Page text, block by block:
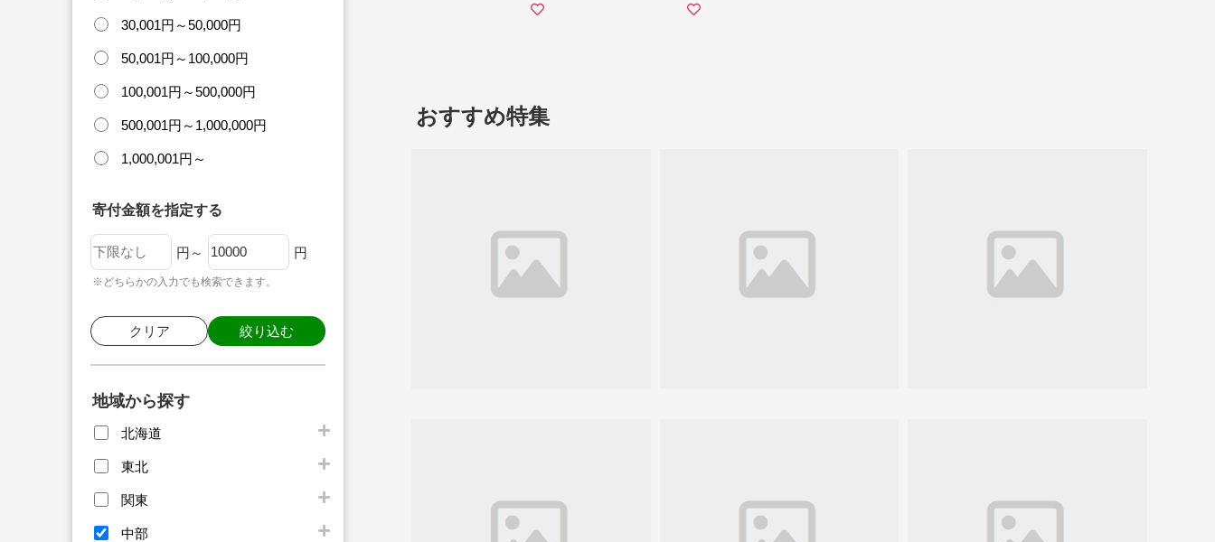
30,001円～50,000円
50,001円～100,000円
100,001円～500,000円
500,001円～1,000,000円
1,000,001円～
寄付金額を指定する
円～ 円
※どちらかの入力でも検索できます。
クリア 絞り込む
地域から探す
北海道
東北
関東
中部
おすすめ特集